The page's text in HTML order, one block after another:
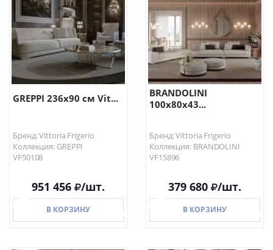
GREPPI 236х90 см Vit...
Бренд: Vittoria Frigerio
Коллекция: GREPPI
VF50108
951 456 /шт.
В КОРЗИНУ
BRANDOLINI
100х80х43...
Бренд: Vittoria Frigerio
Коллекция: BRANDOLINI
VF15896
379 680 /шт.
В КОРЗИНУ